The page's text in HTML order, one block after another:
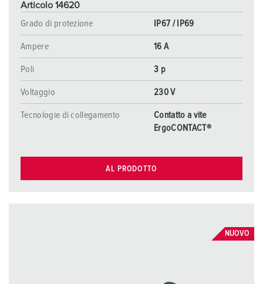
Articolo 14620
Grado di protezione
IP67 / IP69
Ampere 16 A
Poli 3 p
Voltaggio 230 V
Tecnologie di collegamento
Contatto a vite
ErgoCONTACT®
AL PRODOTTO
NUOVO